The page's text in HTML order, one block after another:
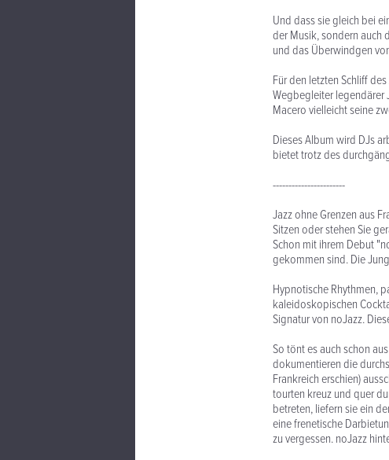
Und dass sie gleich bei
der Musik, sondern auch
und das Überwindgen
Für den letzten Schliff
Wegbegleiter legendärer
Macero vielleicht seine
Dieses Album wird DJs
bietet trotz des
-----------------------
Jazz ohne Grenzen aus
Sitzen oder stehen Sie
Schon mit ihrem Debut
gekommen sind. Die
Hypnotische Rhythmen,
kaleidoskopischen
Signatur von noJazz.
So tönt es auch schon
dokumentieren die
Frankreich erschien)
tourten kreuz und quer
betreten, liefern sie ein
eine frenetische
zu vergessen. noJazz